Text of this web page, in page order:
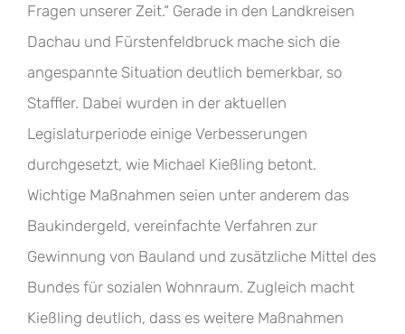
Fragen unserer Zeit.“ Gerade in den Landkreisen
Dachau und Fürstenfeldbruck mache sich die
angespannte Situation deutlich bemerkbar, so
Staffler. Dabei wurden in der aktuellen
Legislaturperiode einige Verbesserungen
durchgesetzt, wie Michael Kießling betont.
Wichtige Maßnahmen seien unter anderem das
Baukindergeld, vereinfachte Verfahren zur
Gewinnung von Bauland und zusätzliche Mittel des
Bundes für sozialen Wohnraum. Zugleich macht
Kießling deutlich, dass es weitere Maßnahmen